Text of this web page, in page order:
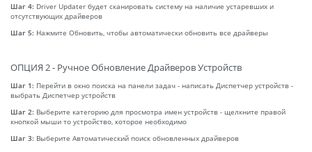
Шаг 4: Driver Updater будет сканировать систему на наличие устаревших и
отсутствующих драйверов
Шаг 5: Нажмите Обновить, чтобы автоматически обновить все драйверы
ОПЦИЯ 2 - Ручное Обновление Драйверов Устройств
Шаг 1: Перейти в окно поиска на панели задач - написать Диспетчер устройств -
выбрать Диспетчер устройств
Шаг 2: Выберите категорию для просмотра имен устройств - щелкните правой
кнопкой мыши то устройство, которое необходимо
Шаг 3: Выберите Автоматический поиск обновленных драйверов